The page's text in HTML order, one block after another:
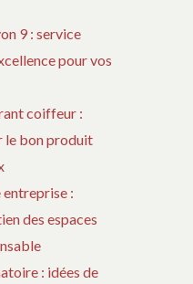
9 : service
pour vos
coiffeur :
le bon produit
:
des espaces
: idées de